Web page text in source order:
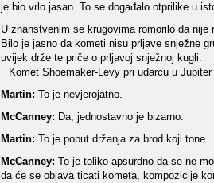
je bio vrlo jasan. To se događalo otprilike u
U znanstvenim se krugovima romorilo da
Bilo je jasno da kometi nisu prljave snježne
uvijek drže te priče o prljavoj snježnoj kugli.
Komet Shoemaker-Levy pri udarcu u Jupiter
Martin: To je nevjerojatno.
McCanney: Da, jednostavno je bizarno.
Martin: To je poput držanja za brod koji tone.
McCanney: To je toliko apsurdno da se ne
da će se objava ticati kometa, kompozicije